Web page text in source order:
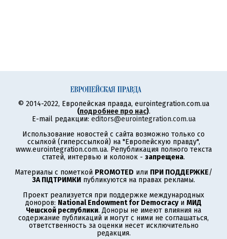
© 2014-2022, Европейская правда, eurointegration.com.ua
(подробнее про нас).
E-mail редакции: editors@eurointegration.com.ua
Использование новостей с сайта возможно только со
ссылкой (гиперссылкой) на "Европейскую правду",
www.eurointegration.com.ua. Републикация полного текста
статей, интервью и колонок - запрещена.
Материалы с пометкой PROMOTED или ПРИ ПОДДЕРЖКЕ/
ЗА ПІДТРИМКИ публикуются на правах рекламы.
Проект реализуется при поддержке международных
доноров: National Endowment for Democracyи МИД
Чешской республики. Доноры не имеют влияния на
содержание публикаций и могут с ними не соглашаться,
ответственность за оценки несет исключительно
редакция.